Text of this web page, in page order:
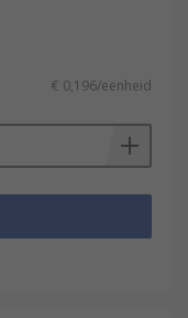
€ 0,196/eenheid